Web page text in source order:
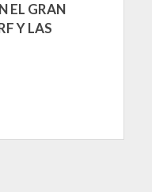
EL GRAN
Y LAS